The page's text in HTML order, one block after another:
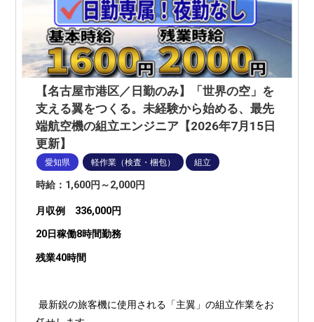
【名古屋市港区／日勤のみ】「世界の空」を
支える翼をつくる。未経験から始める、最先
端航空機の組立エンジニア【2026年7月15日
更新】
愛知県 軽作業（検査・梱包） 組立
時給：1,600円～2,000円
月収例 336,000円
20日稼働8時間勤務
残業40時間
最新鋭の旅客機に使用される「主翼」の組立作業をお